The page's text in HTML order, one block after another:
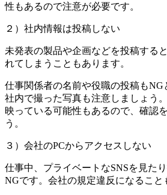
性もあるので注意が必要です。
２）社内情報は投稿しない
未発表の製品や企画などを投稿する
れてしまうこともあります。
仕事関係者の名前や役職の投稿もNG
社内で撮った写真も注意しましょう
映っている可能性もあるので、確認
う。
３）会社のPCからアクセスしない
仕事中、プライベートなSNSを見た
NGです。会社の規定違反になること